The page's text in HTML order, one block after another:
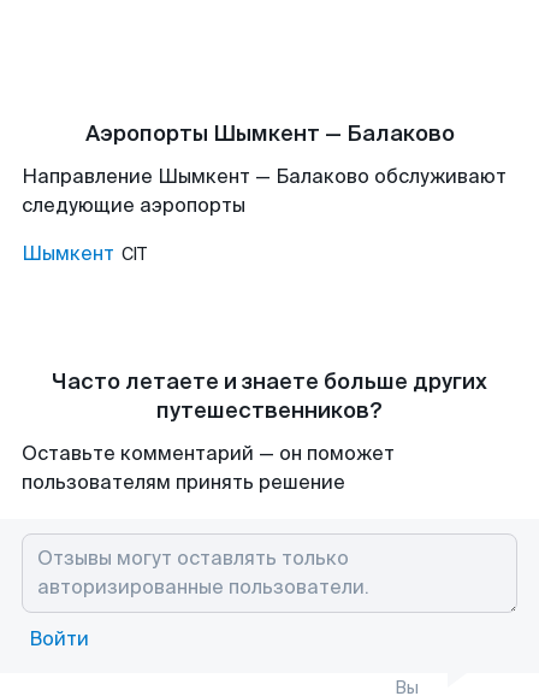
Аэропорты Шымкент — Балаково
Направление Шымкент — Балаково обслуживают
следующие аэропорты
Шымкент CIT
Часто летаете и знаете больше других
путешественников?
Оставьте комментарий — он поможет
пользователям принять решение
Войти
Вы